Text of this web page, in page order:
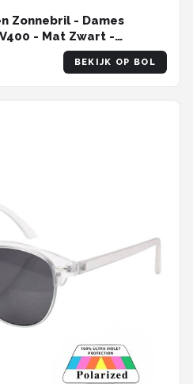
Zonnebril - Dames
- Mat Zwart -
- 3 Stuks
BEKIJK OP BOL